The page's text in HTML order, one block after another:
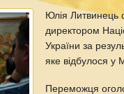
Юлія Литвинець
директором
України за
яке відбулося у
Переможця